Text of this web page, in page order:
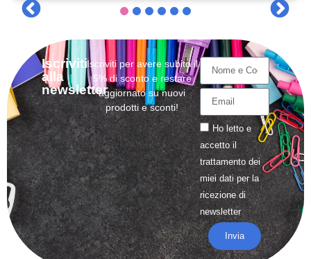
Iscriviti
alla
newsletter
Iscriviti per avere subito il
5% di sconto e restare
aggiornato su nuovi
prodotti e sconti!
Ho letto e
accetto il
trattamentodei
miei dati per la
ricezione di
newsletter
Invia